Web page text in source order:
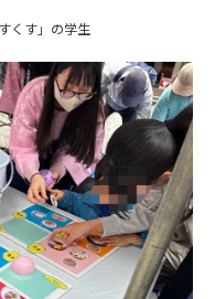
くす」の学生